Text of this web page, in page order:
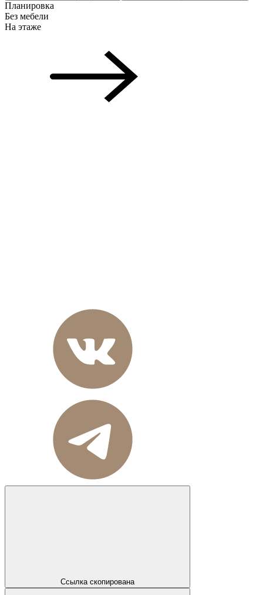
Планировка
Без мебели
На этаже
Ссылка скопирована